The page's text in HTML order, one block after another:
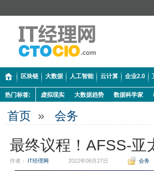
区块链 大数据 人工智能 云计算 企业2.0
热门标签: 虚拟现实 大数据趋势 数据科学家
首页 » 会务
最终议程！AFSS-亚
作者： IT经理网 2022年08月27日 会务